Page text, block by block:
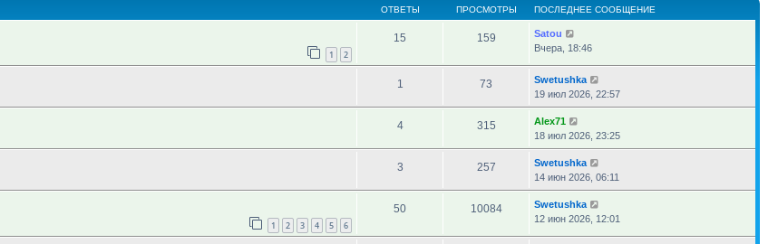
ОТВЕТЫ ПРОСМОТРЫ ПОСЛЕДНЕЕ СООБЩЕНИЕ
1 2
15 159
Satou
Вчера, 18:46
1 73
Swetushka
19 июл 2026, 22:57
4 315
Alex71
18 июл 2026, 23:25
3 257
Swetushka
14 июн 2026, 06:11
1 2 3 4 5 6
50 10084
Swetushka
12 июн 2026, 12:01